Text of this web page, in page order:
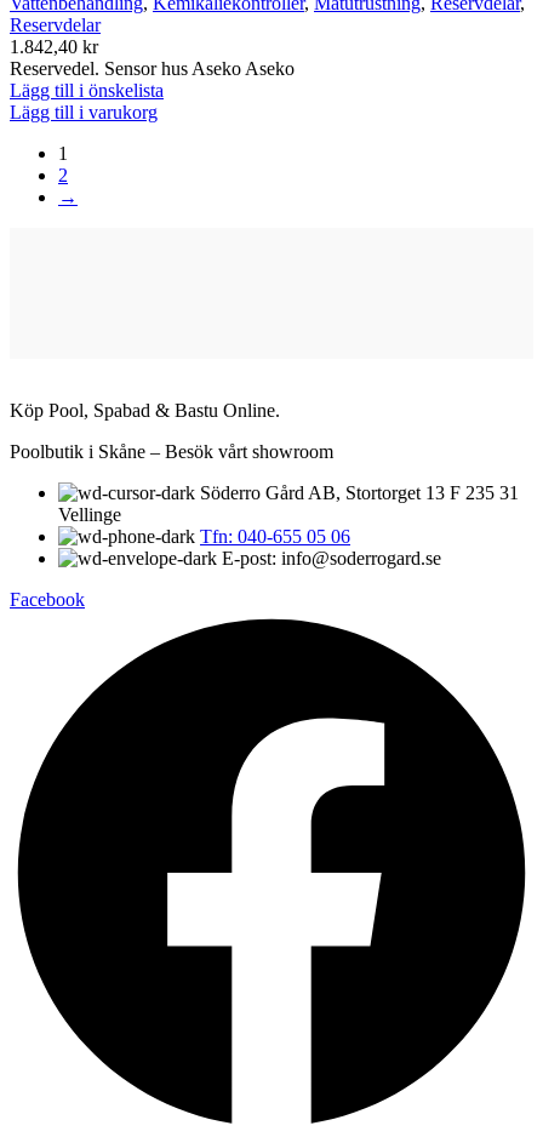
Reservdelar
1.842,40 kr
Reservedel. Sensor hus Aseko Aseko
Lägg till i önskelista
Lägg till i varukorg
1
2
→
Köp Pool, Spabad & Bastu Online.
Poolbutik i Skåne – Besök vårt showroom
Söderro Gård AB, Stortorget 13 F 235 31
Vellinge
Tfn: 040-655 05 06
E-post: info@soderrogard.se
Facebook